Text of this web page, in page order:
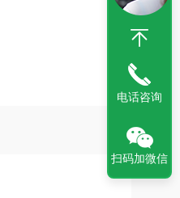
电话咨询
扫码加微信